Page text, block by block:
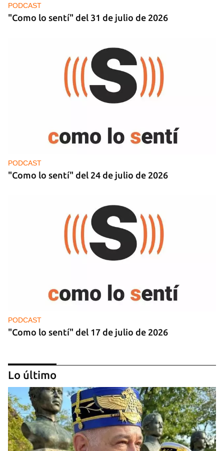
PODCAST
"Como lo sentí" del 31 de julio de 2026
PODCAST
"Como lo sentí" del 24 de julio de 2026
PODCAST
"Como lo sentí" del 17 de julio de 2026
Lo último